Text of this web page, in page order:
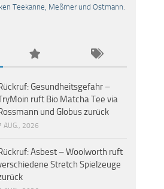
Teekanne, Meßmer und Ostmann.
Gesundheitsgefahr –
ruft Bio Matcha Tee via
und Globus zurück
AUG., 2026
Asbest – Woolworth ruft
Stretch Spielzeuge